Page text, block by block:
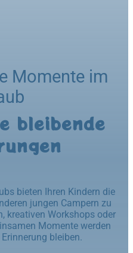
Momente im
bleibende
bieten Ihren Kindern die
jungen Campern zu
kreativen Workshops oder
Momente werden
bleiben.